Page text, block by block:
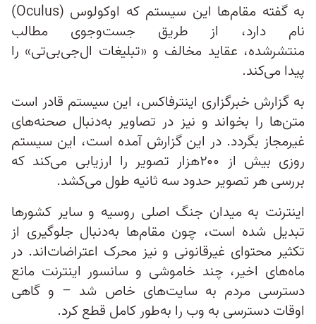
به گفته مقام‌ها این سیستم که اوکولوس (Oculus)
نام دارد، از طریق جست‌وجوی مطالب
منتشرشده، عقاید مخالف و «تبلیغات ال‌جی‌بی‌تی» را
پیدا می‌کند.
به گزارش خبرگزاری اینترفاکس، این سیستم قادر است
متن‌‌ها را بخواند و نیز در تصاویر به‌دنبال صحنه‌های
غیرمجاز بگردد. در این گزارش آمده است، این سیستم
روزی بیش از ۲۰۰هزار تصویر را ارزیابی می‌کند که
بررسی هر تصویر حدود سه ثانیه طول می‌کشد.
اینترنت به میدان جنگ اصلی روسیه و سایر کشورها
تبدیل شده است، چون مقام‌ها به‌دنبال جلوگیری از
تکثیر محتوای غیرقانونی و نیز محرک اعتراضات‌اند. در
ماه‌های اخیر، چند خاموشی و سانسور اینترنت مانع
دسترسی مردم به سایت‌های خاص شد – و گاهی
اوقات دسترسی به وب را به‌طور کامل قطع کرد.